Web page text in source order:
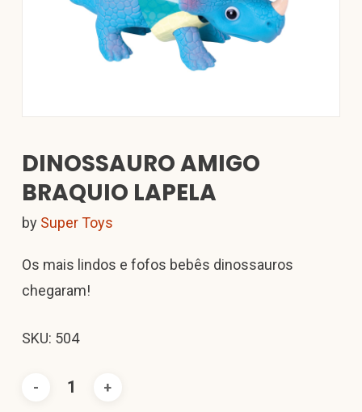
DINOSSAURO AMIGO
BRAQUIO LAPELA
by Super Toys
Os mais lindos e fofos bebês dinossauros
chegaram!
SKU: 504